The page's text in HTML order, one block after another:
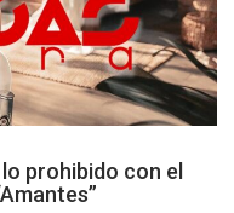
prohibido con el